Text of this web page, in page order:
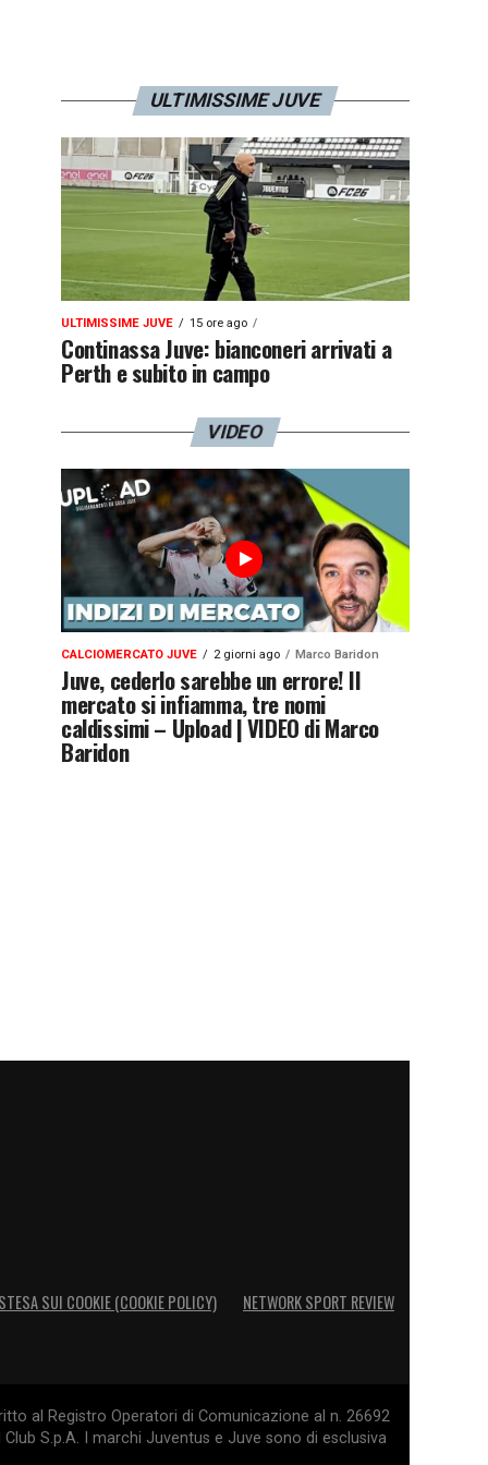
ULTIMISSIME JUVE
ULTIMISSIME JUVE 15 ore ago
Continassa Juve: bianconeri arrivati a
Perth e subito in campo
VIDEO
CALCIOMERCATO JUVE 2 giorni ago Marco Baridon
Juve, cederlo sarebbe un errore! Il
mercato si infiamma, tre nomi
caldissimi – Upload | VIDEO di Marco
Baridon
SUI COOKIE (COOKIE POLICY) NETWORK SPORT REVIEW
al Registro Operatori di Comunicazione al n. 26692
S.p.A. I marchi Juventus e Juve sono di esclusiva